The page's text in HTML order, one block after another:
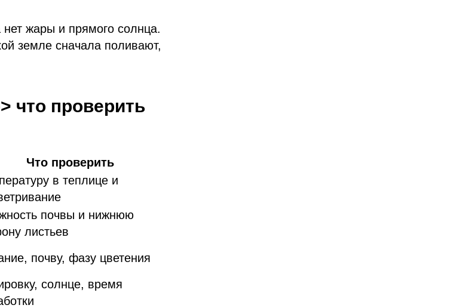
жары и прямого солнца.
земле сначала поливают,
что проверить
Что проверить
в теплице и
почвы и нижнюю
листьев
почву, фазу цветения
солнце, время